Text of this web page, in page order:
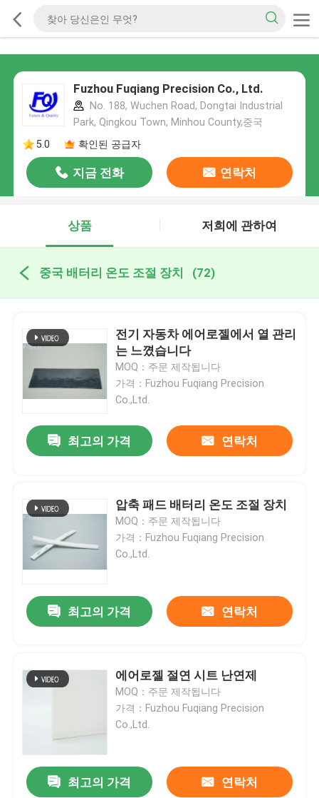
Fuzhou Fuqiang Precision Co., Ltd.
No. 188, Wuchen Road, Dongtai Industrial
Park, Qingkou Town, Minhou County,중국
5.0
확인된 공급자
지금 전화 연락처
상품 저희에 관하여
중국 배터리 온도 조절 장치 (72)
전기 자동차 에어로젤에서 열 관리
는 느꼈습니다
MOQ：주문 제작됩니다
가격：Fuzhou Fuqiang Precision
Co.,Ltd.
최고의 가격 연락처
압축 패드 배터리 온도 조절 장치
MOQ：주문 제작됩니다
가격：Fuzhou Fuqiang Precision
Co.,Ltd.
최고의 가격 연락처
에어로젤 절연 시트 난연제
MOQ：주문 제작됩니다
가격：Fuzhou Fuqiang Precision
Co.,Ltd.
최고의 가격 연락처